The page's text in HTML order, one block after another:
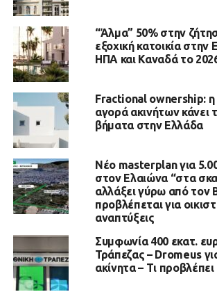
“Άλμα” 50% στην
εξοχική κατοικία
ΗΠΑ και Καναδά το
Fractional ownership:
αγορά ακινήτων κάνει
βήματα στην Ελλάδα
Νέο masterplan για
στον Ελαιώνα “στα
αλλάξει γύρω από τον
προβλέπεται για
αναπτύξεις
Συμφωνία 400 εκατ.
Τράπεζας – Dromeus
ακίνητα – Τι